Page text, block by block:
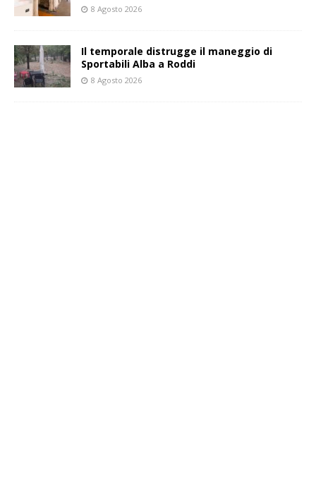
8 Agosto 2026
Il temporale distrugge il maneggio di
Sportabili Alba a Roddi
8 Agosto 2026